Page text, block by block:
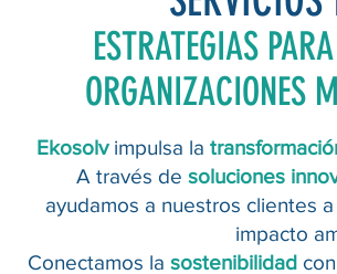
ESTRATEGIAS
ORGANIZACIONES
Ekosolvimpulsa la
A través de soluciones
ayudamos a nuestros clientes a
impacto
Conectamos la sostenibilidad